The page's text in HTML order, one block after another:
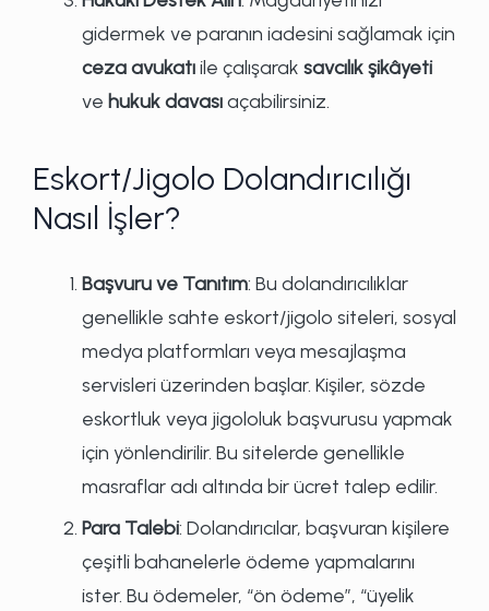
gidermek ve paranın iadesini sağlamak için
ceza avukatıile çalışarak savcılık şikâyeti
ve hukuk davasıaçabilirsiniz.
Eskort/Jigolo Dolandırıcılığı
Nasıl İşler?
Başvuru ve Tanıtım: Bu dolandırıcılıklar
genellikle sahte eskort/jigolo siteleri, sosyal
medya platformları veya mesajlaşma
servisleri üzerinden başlar. Kişiler, sözde
eskortluk veya jigololuk başvurusu yapmak
için yönlendirilir. Bu sitelerde genellikle
masraflar adı altında bir ücret talep edilir.
Para Talebi: Dolandırıcılar, başvuran kişilere
çeşitli bahanelerle ödeme yapmalarını
ister. Bu ödemeler, “ön ödeme”, “üyelik